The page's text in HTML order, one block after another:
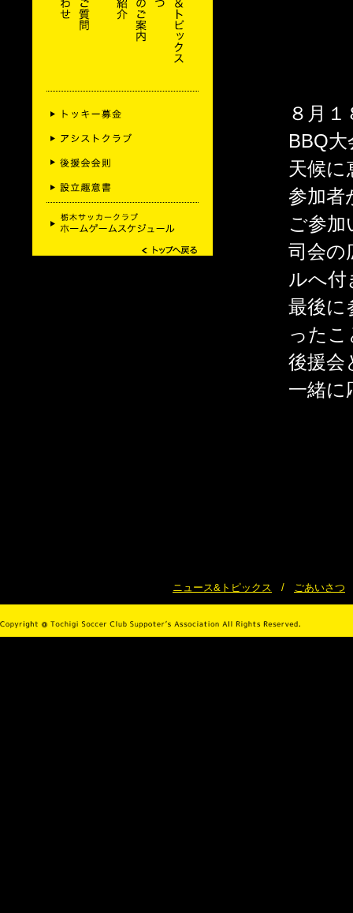
８月
BBQ
天候に
参加者
ご参
司会の
ルへ付
最後に
った
後援会
一緒に
ニュース&トピックス / ごあいさつ